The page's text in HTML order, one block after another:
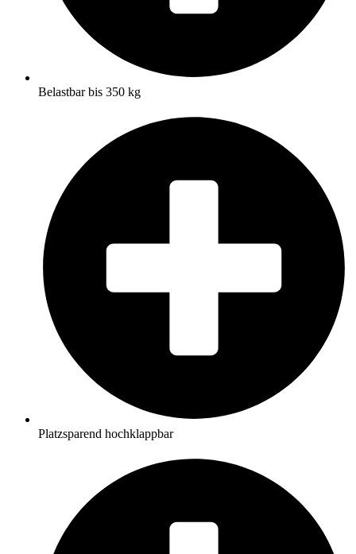
Belastbar bis 350 kg
Platzsparend hochklappbar